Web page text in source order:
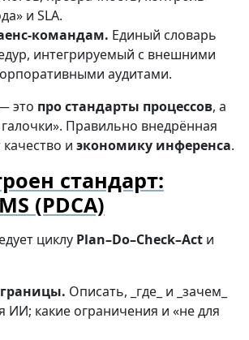
и SLA.
командам. Единый словарь
интегрируемый с внешними
аудитами.
это про стандарты процессов, а
Правильно внедрённая
и экономику инференса.
стандарт:
(PDCA)
циклу Plan–Do–Check–Act и
Описать, _где_ и _зачем_
ИИ; какие ограничения и «не для